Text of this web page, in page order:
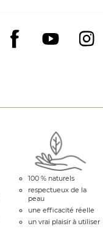
Facebook
YouTube
100 % naturels
respectueux de la
peau
une efficacité réelle
un vrai plaisir à utiliser